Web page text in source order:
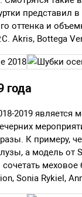
представил
оттенка и
Akris, Bottega
года
2019
К примеру,
а модель от
меховое
Sonia Rykiel,